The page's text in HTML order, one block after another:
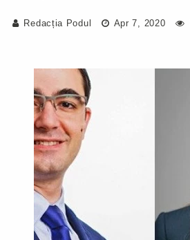
Redacția Podul Apr 7, 2020